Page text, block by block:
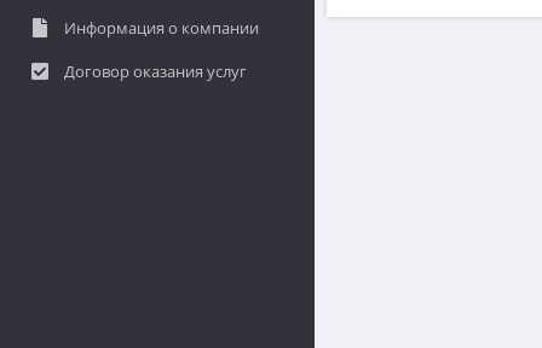
Информация о компании
Договор оказания услуг